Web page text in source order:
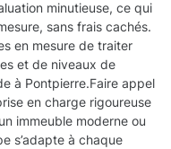
minutieuse, ce qui
sans frais cachés.
en mesure de traiter
et de niveaux de
à Pontpierre.Faire appel
en charge rigoureuse
immeuble moderne ou
s’adapte à chaque